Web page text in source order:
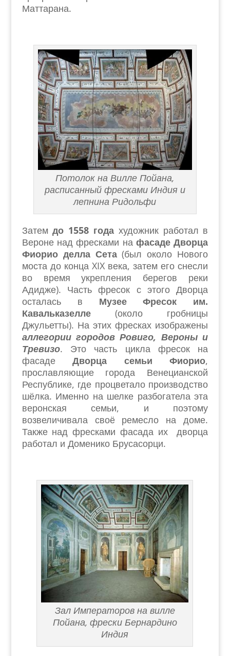
Маттарана.
Потолок на Вилле Пойана,
расписанный фресками Индия и
лепнина Ридольфи
Затемдо 1558 года художник работал в
Вероне над фресками нафасаде Дворца
Фиорио делла Сета(был около Нового
моста до конца XIX века, затем его снесли
во время укрепления берегов реки
Адидже). Часть фресок с этого Дворца
осталась в Музее Фресок им.
Кавальказелле(около гробницы
Джульетты). На этих фресках изображены
аллегории городов Ровиго, Вероны и
Тревизо. Это часть цикла фресок на
фасадеДворца семьи Фиорио,
прославляющие города Венецианской
Республике, где процветало производство
шёлка. Именно на шелке разбогатела эта
веронская семьи, и поэтому
возвеличивала своё ремесло на доме.
Также над фресками фасада их дворца
работал и Доменико Брусасорци.
Зал Императоров на вилле
Пойана, фрески Бернардино
Индия